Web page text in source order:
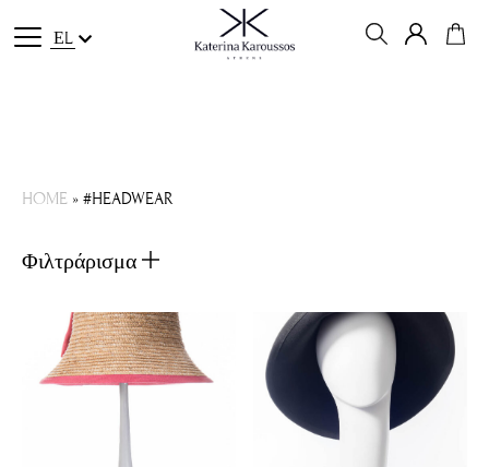
ΕL
HOME »#HEADWEAR
Φιλτράρισμα